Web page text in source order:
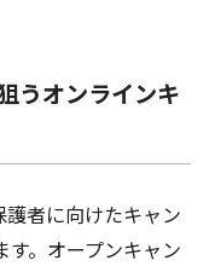
うオンラインキ
者に向けたキャン
す。オープンキャン